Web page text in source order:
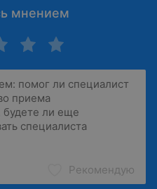
мнением
Рекомендую